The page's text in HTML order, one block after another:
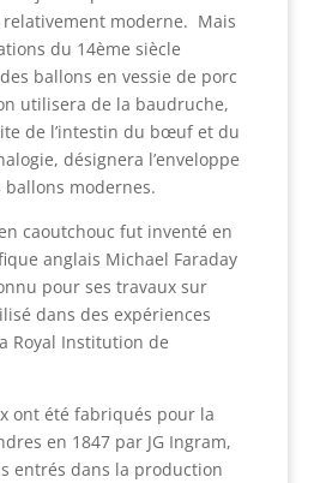
moderne. Mais
du 14ème siècle
ballons en vessie de porc
utilisera de la baudruche,
de l’intestin du bœuf et du
désignera l’enveloppe
modernes.
caoutchouc fut inventé en
anglais Michael Faraday
pour ses travaux sur
dans des expériences
Royal Institution de
ont été fabriqués pour la
en 1847 par JG Ingram,
entrés dans la production